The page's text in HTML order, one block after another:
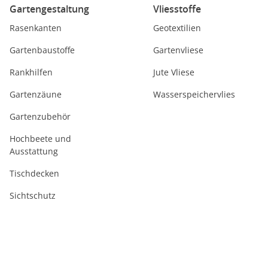
Gartengestaltung
Rasenkanten
Gartenbaustoffe
Rankhilfen
Gartenzäune
Gartenzubehör
Hochbeete und
Ausstattung
Tischdecken
Sichtschutz
Vliesstoffe
Geotextilien
Gartenvliese
Jute Vliese
Wasserspeichervlies